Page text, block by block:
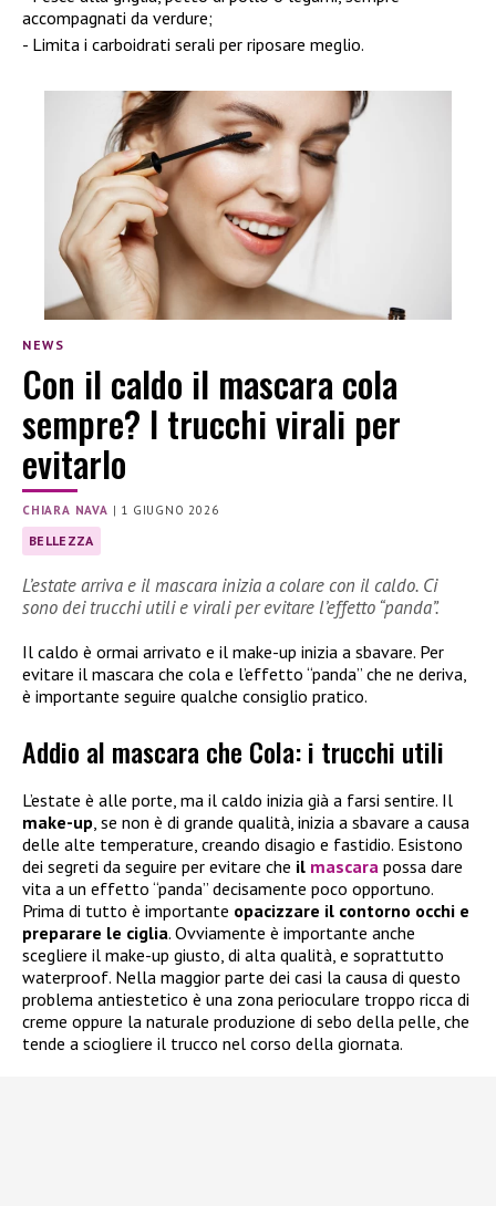
accompagnati da verdure;
Limita i carboidrati serali per riposare meglio.
NEWS
Con il caldo il mascara cola
sempre? I trucchi virali per
evitarlo
CHIARA NAVA | 1 GIUGNO 2026
BELLEZZA
L’estate arriva e il mascara inizia a colare con il caldo. Ci
sono dei trucchi utili e virali per evitare l’effetto “panda”.
Il caldo è ormai arrivato e il make-up inizia a sbavare. Per
evitare il mascara che cola e l’effetto “panda” che ne deriva,
è importante seguire qualche consiglio pratico.
Addio al mascara che Cola: i trucchi utili
L’estate è alle porte, ma il caldo inizia già a farsi sentire. Il
make-up, se non è di grande qualità, inizia a sbavare a causa
delle alte temperature, creando disagio e fastidio. Esistono
dei segreti da seguire per evitare che il mascara possa dare
vita a un effetto “panda” decisamente poco opportuno.
Prima di tutto è importante opacizzare il contorno occhi e
preparare le ciglia. Ovviamente è importante anche
scegliere il make-up giusto, di alta qualità, e soprattutto
waterproof. Nella maggior parte dei casi la causa di questo
problema antiestetico è una zona perioculare troppo ricca di
creme oppure la naturale produzione di sebo della pelle, che
tende a sciogliere il trucco nel corso della giornata.